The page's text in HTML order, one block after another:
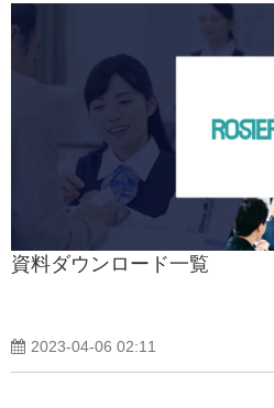
資料ダウンロード一覧
2023-04-06 02:11